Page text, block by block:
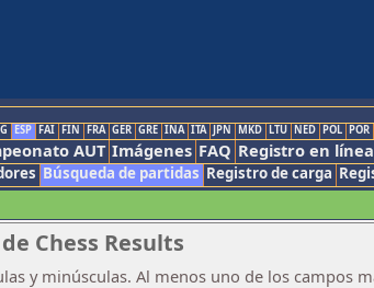
ESP FAI FIN FRA GER GRE INA ITA JPN MKD LTU NED POL POR
AUT Imágenes FAQ Registro en línea
Búsqueda de partidas Registro de carga
Chess Results
y minúsculas. Al menos uno de los campos